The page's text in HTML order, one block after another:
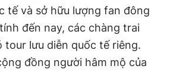
tế và sở hữu lượng fan đông
đến nay, các chàng trai
tour lưu diễn quốc tế riêng.
đồng người hâm mộ của